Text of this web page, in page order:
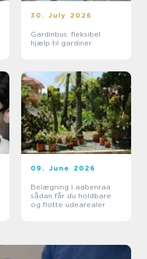
30. July 2026
Gardinbus: fleksibel
hjælp til gardiner
09. June 2026
Belægning i aabenraa
sådan får du holdbare
og flotte udearealer